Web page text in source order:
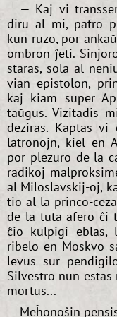
— Kaj vi
diru al mi, patro
kun ruzo, por
ombron ĵeti.
staras, sola al
vian epistolon,
kaj kiam super
taŭgus. Vizitadis
deziras. Kaptas vi
latronojn, kiel en
por plezuro de la
radikoj
al Miloslavskij-oj,
tio al la princo-
de la tuta afero ĉi
ĉio kulpigi eblas,
ribelo en Moskvo
levus sur
Silvestro nun
mortus...
Meĥonoŝin